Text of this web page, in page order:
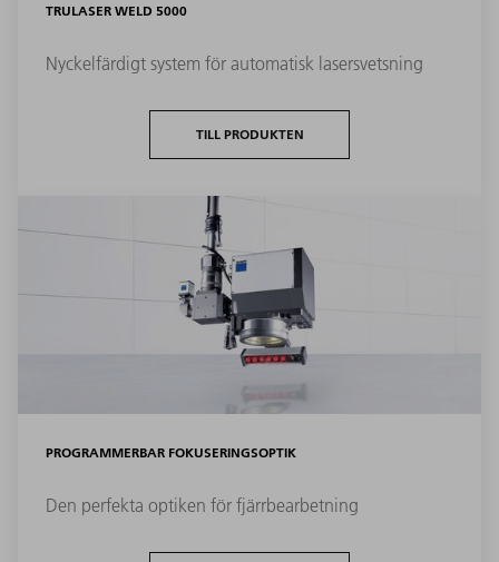
TRULASER WELD 5000
Nyckelfärdigt system för automatisk lasersvetsning
TILL PRODUKTEN
PROGRAMMERBAR FOKUSERINGSOPTIK
Den perfekta optiken för fjärrbearbetning